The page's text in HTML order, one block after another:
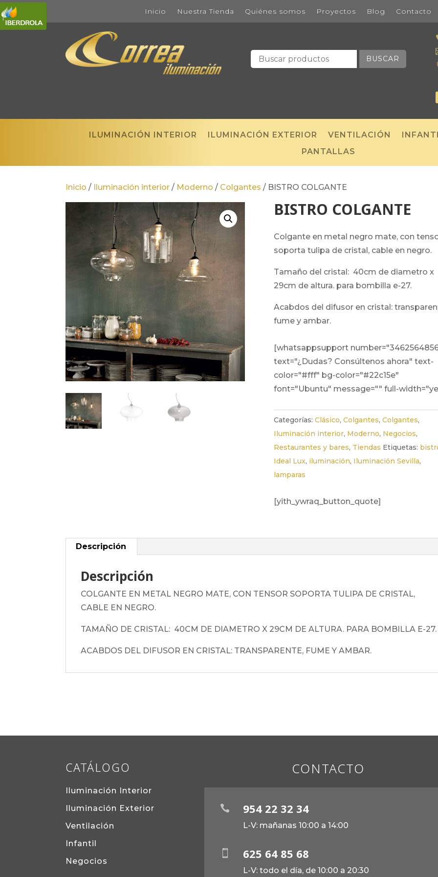
Inicio Nuestra Tienda Quiénes somos Proyectos Blog Contacto
BUSCAR
ILUMINACIÓN INTERIOR ILUMINACIÓN EXTERIOR VENTILACIÓN
PANTALLAS
Inicio / Iluminación interior / Moderno / Colgantes / BISTRO COLGANTE
BISTRO COLGANTE
colgante en metal negro mate, con tensor
soporta tulipa de cristal, cable en negro.
tamaño del cristal: 40cm de diametro x
29cm de altura. para bombilla e-27.
acabdos del difusor en cristal: transparente,
fume y ambar.
[whatsappsupport
text="¿Dudas? Consúltenos ahora" text-
color="#fff" bg-color="#22c15e"
font="Ubuntu" message="" full-
Categorías: Clásico, Colgantes, Colgantes,
Iluminación interior, Moderno, Negocios,
Restaurantes y bares, Tiendas Etiquetas:
Ideal Lux, iluminación, Iluminación Sevilla,
lamparas
[yith_ywraq_button_quote]
Descripción
Descripción
COLGANTE EN METAL NEGRO MATE, CON TENSOR SOPORTA TULIPA DE CRISTAL,
CABLE EN NEGRO.
TAMAÑO DE CRISTAL: 40CM DE DIAMETRO X 29CM DE ALTURA. PARA BOMBILLA E-27.
ACABDOS DEL DIFUSOR EN CRISTAL: TRANSPARENTE, FUME Y AMBAR.
CATÁLOGO
Iluminación Interior
Iluminación Exterior
Ventilación
Infantil
Negocios
CONTACTO
 954 22 32 34
L-V: mañanas 10:00 a 14:00
 625 64 85 68
L-V: todo el día, de 10:00 a 20:30